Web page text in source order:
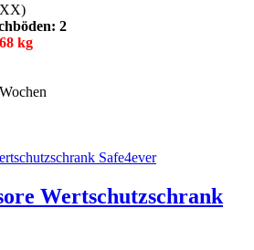
)
2
kg
Wertschutzschrank